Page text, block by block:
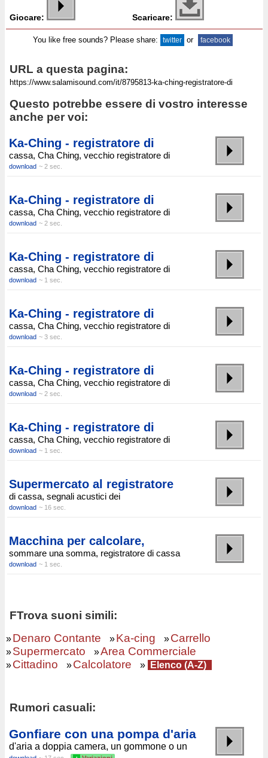
Giocare: Scaricare:
You like free sounds? Please share: twitter or facebook
URL a questa pagina:
Questo potrebbe essere di vostro interesse
anche per voi:
Ka-Ching - registratore di
cassa, Cha Ching, vecchio registratore di
download ~ 2 sec.
Ka-Ching - registratore di
cassa, Cha Ching, vecchio registratore di
download ~ 2 sec.
Ka-Ching - registratore di
cassa, Cha Ching, vecchio registratore di
download ~ 1 sec.
Ka-Ching - registratore di
cassa, Cha Ching, vecchio registratore di
download ~ 3 sec.
Ka-Ching - registratore di
cassa, Cha Ching, vecchio registratore di
download ~ 2 sec.
Ka-Ching - registratore di
cassa, Cha Ching, vecchio registratore di
download ~ 1 sec.
Supermercato al registratore
di cassa, segnali acustici dei
download ~ 16 sec.
Macchina per calcolare,
sommare una somma, registratore di cassa
download ~ 1 sec.
FTrova suoni simili:
»Denaro Contante »Ka-cing »Carrello
»Supermercato »Area Commerciale
»Cittadino »Calcolatore » Elenco (A-Z)
Rumori casuali:
Gonfiare con una pompa d'aria
d'aria a doppia camera, un gommone o un